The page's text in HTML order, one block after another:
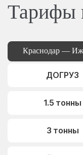
Тарифы
Краснодар —
ДОГРУЗ
1.5 тонны
3 тонны